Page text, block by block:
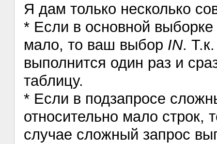
Я дам только несколько
* Если в основной выборке
мало, то ваш выбор IN.
выполнится один раз и
таблицу.
* Если в подзапросе
относительно мало
случае сложный запрос